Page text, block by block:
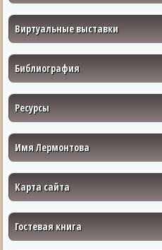
Виртуальные выставки
Библиография
Ресурсы
Имя Лермонтова
Карта сайта
Гостевая книга